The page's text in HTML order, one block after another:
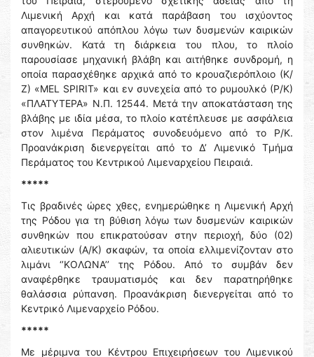
Λιμενική Αρχή και κατά παράβαση του ισχύοντος
απαγορευτικού απόπλου λόγω των δυσμενών καιρικών
συνθηκών. Κατά τη διάρκεια του πλου, το πλοίο
παρουσίασε μηχανική βλάβη και αιτήθηκε συνδρομή, η
οποία παρασχέθηκε αρχικά από το κρουαζιερόπλοιο (Κ/
Ζ) «MEL SPIRIT» και εν συνεχεία από το ρυμουλκό (Ρ/Κ)
«ΠΛΑΤΥΤΕΡΑ» Ν.Π. 12544. Μετά την αποκατάσταση της
βλάβης με ιδία μέσα, το πλοίο κατέπλευσε με ασφάλεια
στον λιμένα Περάματος συνοδευόμενο από το Ρ/Κ.
Προανάκριση διενεργείται από το Δ’ Λιμενικό Τμήμα
Περάματος του Κεντρικού Λιμεναρχείου Πειραιά.
*****
Τις βραδινές ώρες χθες, ενημερώθηκε η Λιμενική Αρχή
της Ρόδου για τη βύθιση λόγω των δυσμενών καιρικών
συνθηκών που επικρατούσαν στην περιοχή, δύο (02)
αλιευτικών (Α/Κ) σκαφών, τα οποία ελλιμενίζονταν στο
λιμάνι ‘’ΚΟΛΩΝΑ’’ της Ρόδου. Από το συμβάν δεν
αναφέρθηκε τραυματισμός και δεν παρατηρήθηκε
θαλάσσια ρύπανση. Προανάκριση διενεργείται από το
Κεντρικό Λιμεναρχείο Ρόδου.
*****
Με μέριμνα του Κέντρου Επιχειρήσεων του Λιμενικού